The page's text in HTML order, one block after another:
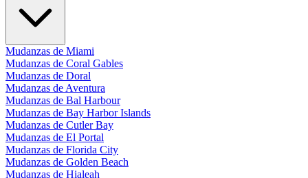
Mudanzas de Miami
Mudanzas de Coral Gables
Mudanzas de Doral
Mudanzas de Aventura
Mudanzas de Bal Harbour
Mudanzas de Bay Harbor Islands
Mudanzas de Cutler Bay
Mudanzas de El Portal
Mudanzas de Florida City
Mudanzas de Golden Beach
Mudanzas de Hialeah